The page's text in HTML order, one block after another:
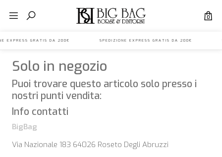
0
EXPRESS GRATIS DA 200€ SPEDIZIONE EXPRESS GRATIS DA
Solo in negozio
Puoi trovare questo articolo solo presso i
nostri punti vendita:
Info contatti
BigBag
Via Nazionale 183 64026 Roseto Degli Abruzzi